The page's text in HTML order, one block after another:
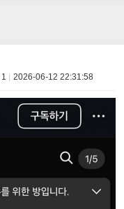
1 2026-06-12 22:31:58